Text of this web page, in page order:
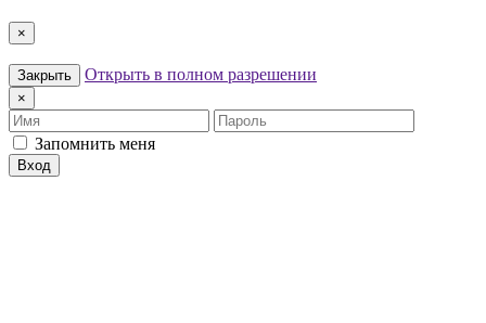
×
Закрыть Открыть в полном разрешении
×
Имя
Пароль
Запомнить меня
Вход